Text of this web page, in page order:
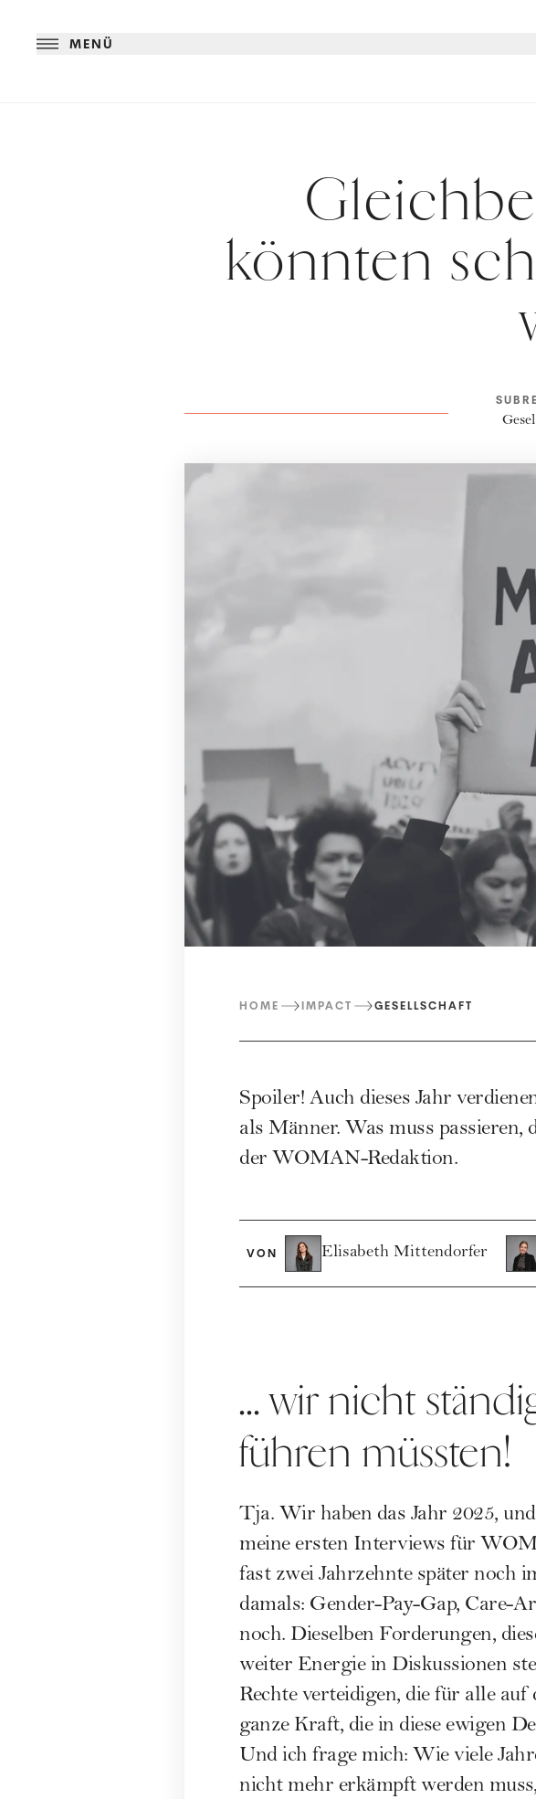
MENÜ
könnten
HOME IMPACT GESELLSCHAFT
Spoiler! Auch dieses Jahr
als Männer. Was muss
der WOMAN-Redaktion.
VON Elisabeth Mittendorfer
... wir nicht
führen müssten!
Tja. Wir haben das Jahr 2025,
meine ersten Interviews für
fast zwei Jahrzehnte später noch
damals: Gender-Pay-Gap, Care-
noch. Dieselben Forderungen,
weiter Energie in Diskussionen
Rechte verteidigen, die für alle
ganze Kraft, die in diese ewigen
Und ich frage mich: Wie viele
nicht mehr erkämpft werden